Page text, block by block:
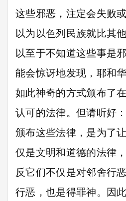
这些邪恶，注定会失败
以为以色列民族就比其
以至于不知道这些事是
能会惊讶地发现，耶和
如此神奇的方式颁布了
认可的法律。但请听好
颁布这些法律，是为了
仅是文明和道德的法律
反它们不仅是对邻舍行
行恶，也是得罪神。因